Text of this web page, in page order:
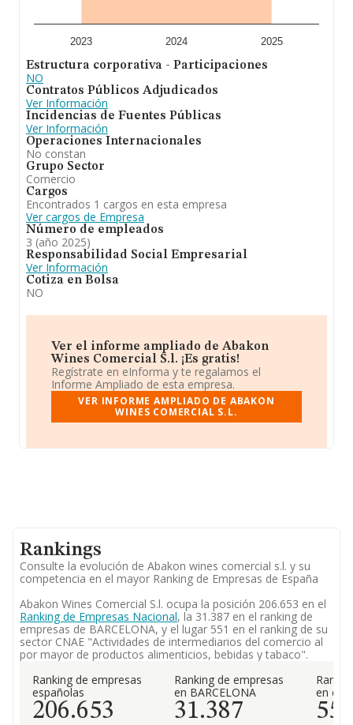
media de empleados de las empresas es de 3.
Comercial S.Les la prestacien de servicios de
intermediación en el comercio a empresas de
restauración y gran distribucien de productos
alimenticios en general. En el ranking de todas las
empresas en el territorio nacional, ha experimentado un
retroceso. En el ranking de su sector (Intermediarios del
comercio de productos alimenticios, bebidas y tabaco),
la compañía ha perdido posición respecto al 2024.
2023 2024 2025
Estructura corporativa - Participaciones
NO
Contratos Públicos Adjudicados
Ver Información
Incidencias de Fuentes Públicas
Ver Información
Operaciones Internacionales
No constan
Grupo Sector
Comercio
Cargos
Encontrados 1 cargos en esta empresa
Ver cargos de Empresa
Número de empleados
3 (año 2025)
Responsabilidad Social Empresarial
Ver Información
Cotiza en Bolsa
NO
Ver el informe ampliado de Abakon
Wines Comercial S.l. ¡Es gratis!
Regístrate en eInforma y te regalamos el
Informe Ampliado de esta empresa.
VER INFORME AMPLIADO DE ABAKON
WINES COMERCIAL S.L.
Rankings
Consulte la evolución de Abakon wines comercial s.l. y su
competencia en el mayor Ranking de Empresas de España
Abakon Wines Comercial S.l. ocupa la posición 206.653 en el
Ranking de Empresas Nacional, la 31.387 en el ranking de
empresas de BARCELONA, y el lugar 551 en el ranking de su
sector CNAE "Actividades de intermediarios del comercio al
por mayor de productos alimenticios, bebidas y tabaco".
Ranking de empresas
españolas
206.653
Ranking de empresas
en BARCELONA
31.387
en el
551